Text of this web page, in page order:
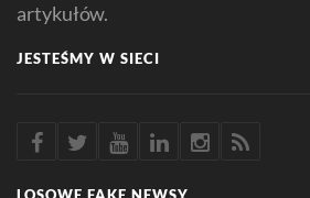
artykułów.
JESTEŚMY W SIECI